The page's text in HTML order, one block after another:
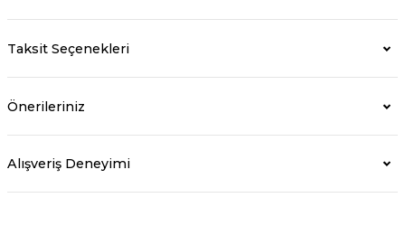
Taksit Seçenekleri
Önerileriniz
Alışveriş Deneyimi